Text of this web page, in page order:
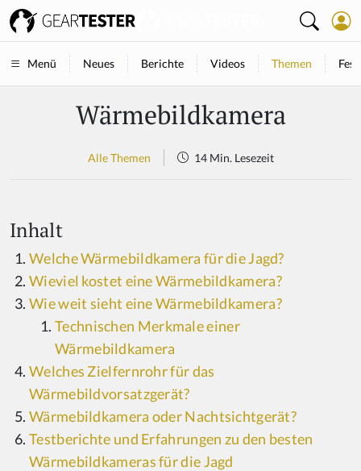
Menü Neues Berichte Videos Themen
Wärmebildkamera
Alle Themen 14 Min. Lesezeit
Inhalt
Welche Wärmebildkamera für die Jagd?
Wieviel kostet eine Wärmebildkamera?
Wie weit sieht eine Wärmebildkamera?
Technischen Merkmale einer
Wärmebildkamera
Welches Zielfernrohr für das
Wärmebildvorsatzgerät?
Wärmebildkamera oder Nachtsichtgerät?
Testberichte und Erfahrungen zu den besten
Wärmebildkameras für die Jagd